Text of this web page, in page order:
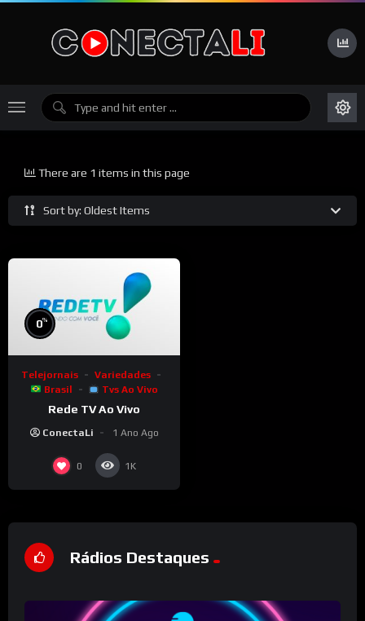
Sort by: Oldest Items
There are 1 items in this page
0%
Telejornais
Variedades
Brasil
Tvs Ao Vivo
Rede TV Ao Vivo
ConectaLi 1 Ano Ago
0 1K
Rádios Destaques